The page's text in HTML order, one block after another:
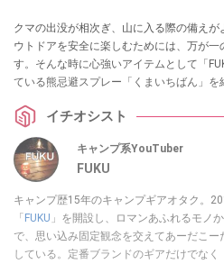
クマの出没が相次ぎ、山に入る際の備え
ウトドアを安全に楽しむためには、万が
す。そんな時に心強いアイテムとして「
ている熊忌避スプレー「くまいちばん」
イチオシスト
キャンプ系YouTuber
FUKU
キャンプ歴15年のキャンプギアオタク。
「 FUKU 」を開設し、ロマンあふれるモノ
で、思い込み固定観念を交えてあーだこ
している。定番ブランドのギアだけでなく